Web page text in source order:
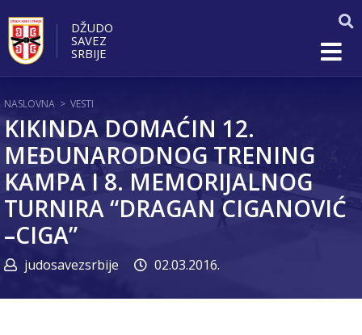
DŽUDO
SAVEZ
SRBIJE
NASLOVNA > VESTI
KIKINDA DOMAĆIN 12.
MEĐUNARODNOG TRENING
KAMPA I 8. MEMORIJALNOG
TURNIRA “DRAGAN CIGANOVIĆ
–CIGA”
judosavezsrbije 02.03.2016.